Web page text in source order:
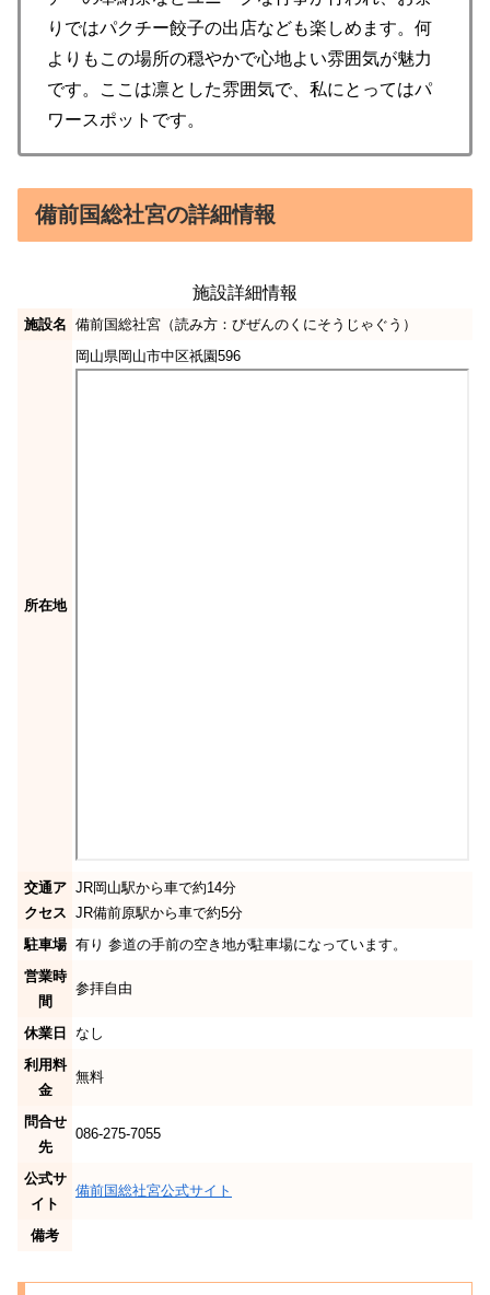
りではパクチー餃子の出店なども楽しめます。何
よりもこの場所の穏やかで心地よい雰囲気が魅力
です。ここは凛とした雰囲気で、私にとってはパ
ワースポットです。
備前国総社宮の詳細情報
施設詳細情報
施設名 備前国総社宮（読み方：びぜんのくにそうじゃぐう）
所在地
岡山県岡山市中区祇園596
交通ア
クセス
JR岡山駅から車で約14分
JR備前原駅から車で約5分
駐車場 有り 参道の手前の空き地が駐車場になっています。
営業時
間
参拝自由
休業日 なし
利用料
金
無料
問合せ
先
086-275-7055
公式サ
イト
備前国総社宮公式サイト
備考